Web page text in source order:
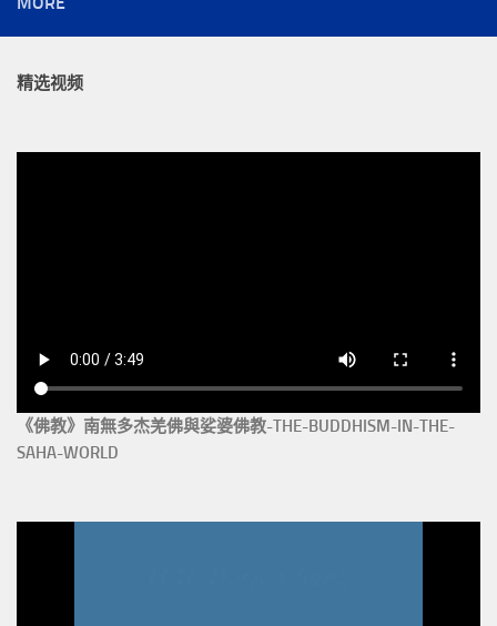
精选视频
《佛教》南無多杰羌佛與娑婆佛教-THE-BUDDHISM-IN-THE-
SAHA-WORLD